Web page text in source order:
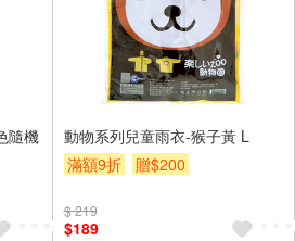
隨機
動物系列兒童雨衣-猴子黃 L
滿額9折
贈$200
$ 219
$189